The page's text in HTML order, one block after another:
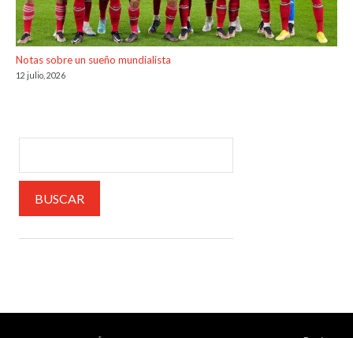
Notas sobre un sueño mundialista
12 julio, 2026